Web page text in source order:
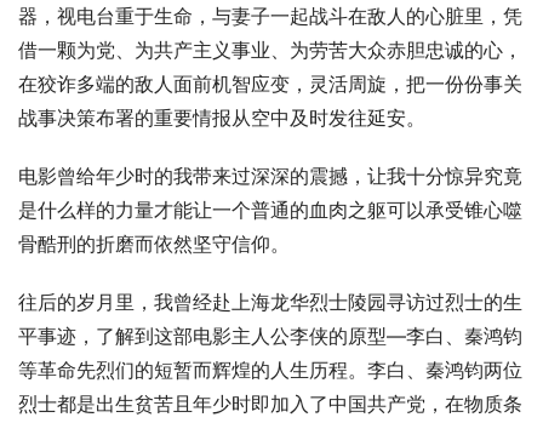
器，视电台重于生命，与妻子一起战斗在敌人的心脏里，凭
借一颗为党、为共产主义事业、为劳苦大众赤胆忠诚的心，
在狡诈多端的敌人面前机智应变，灵活周旋，把一份份事关
战事决策布署的重要情报从空中及时发往延安。
电影曾给年少时的我带来过深深的震撼，让我十分惊异究竟
是什么样的力量才能让一个普通的血肉之躯可以承受锥心噬
骨酷刑的折磨而依然坚守信仰。
往后的岁月里，我曾经赴上海龙华烈士陵园寻访过烈士的生
平事迹，了解到这部电影主人公李侠的原型—李白、秦鸿钧
等革命先烈们的短暂而辉煌的人生历程。李白、秦鸿钧两位
烈士都是出生贫苦且年少时即加入了中国共产党，在物质条